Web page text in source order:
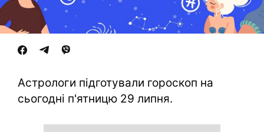
Астрологи підготували гороскоп на
сьогодні п'ятницю 29 липня.